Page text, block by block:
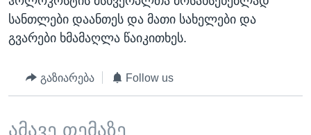
სანთლები დაანთეს და მათი სახელები და
გვარები ხმამაღლა წაიკითხეს.
გაზიარება Follow us
ამავე თემაზე